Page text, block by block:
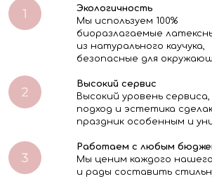
Экологичность
Мы используем 100%
биоразлагаемые
из натурального каучука,
безопасные для
Высокий сервис
Высокий уровень
подход и эстетика
праздник особенным и
Работаем с любым
Мы ценим каждого
и рады составить